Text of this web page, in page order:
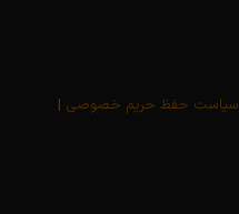
سیاست حفظ حریم خصوصی |